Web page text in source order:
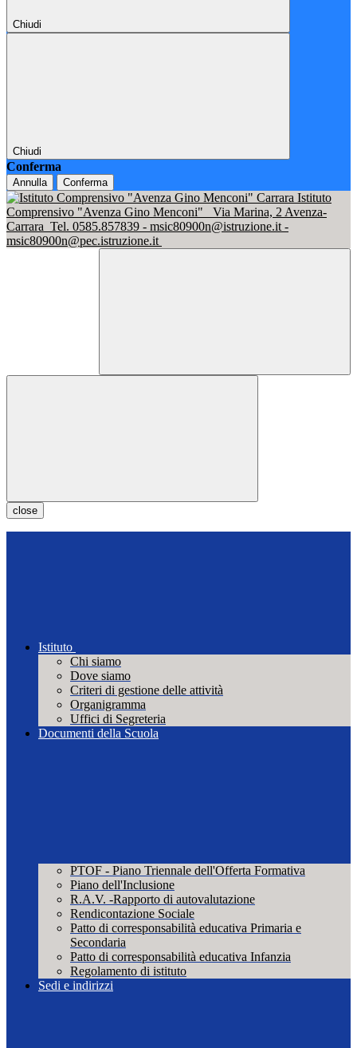
Chiudi
Chiudi
Conferma
Annulla Conferma
Istituto
Comprensivo "Avenza Gino Menconi"
Via Marina, 2 Avenza-
Carrara Tel. 0585.857839 - msic80900n@istruzione.it -
msic80900n@pec.istruzione.it
close
Istituto
Chi siamo
Dove siamo
Criteri di gestione delle attività
Organigramma
Uffici di Segreteria
Documenti della Scuola
PTOF - Piano Triennale dell'Offerta Formativa
Piano dell'Inclusione
R.A.V. -Rapporto di autovalutazione
Rendicontazione Sociale
Patto di corresponsabilità educativa Primaria e
Secondaria
Patto di corresponsabilità educativa Infanzia
Regolamento di istituto
Sedi e indirizzi